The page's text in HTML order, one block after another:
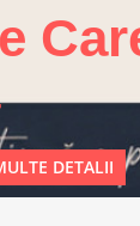
DETALII